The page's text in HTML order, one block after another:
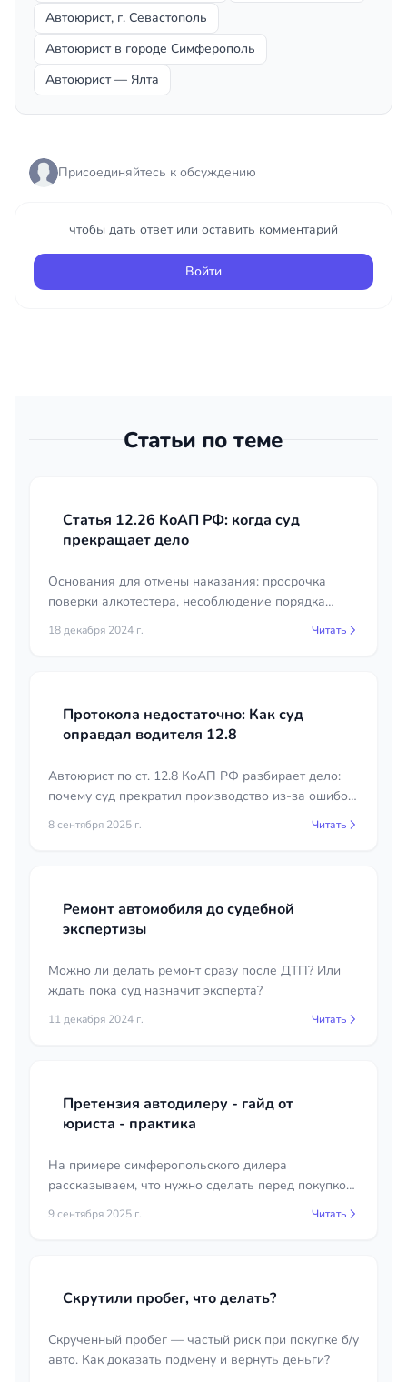
Автоюрист, г. Севастополь
Автоюрист в городе Симферополь
Автоюрист — Ялта
Присоединяйтесь к обсуждению
чтобы дать ответ или оставить комментарий
Войти
Статьи по теме
Статья 12.26 КоАП РФ: когда суд
прекращает дело
Основания для отмены наказания: просрочка
поверки алкотестера, несоблюдение порядка
видео. Судебная практика и советы юриста.
18 декабря 2024 г. Читать
Протокола недостаточно: Как суд
оправдал водителя 12.8
Автоюрист по ст. 12.8 КоАП РФ разбирает дело:
почему суд прекратил производство из-за ошибок
8 сентября 2025 г. Читать
Ремонт автомобиля до судебной
экспертизы
Можно ли делать ремонт сразу после ДТП? Или
ждать пока суд назначит эксперта?
11 декабря 2024 г. Читать
Претензия автодилеру - гайд от
юриста - практика
На примере симферопольского дилера
рассказываем, что нужно сделать перед покупкой
или возврат денег.
9 сентября 2025 г. Читать
Скрутили пробег, что делать?
Скрученный пробег — частый риск при покупке б/у
авто. Как доказать подмену и вернуть деньги?